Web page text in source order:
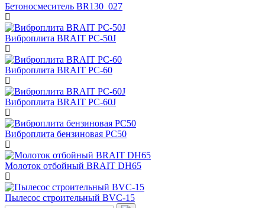
Бетоносмеситель BR130_027
Виброплита BRAIT PC-50J
Виброплита BRAIT PC-60
Виброплита BRAIT PC-60J
Виброплита бензиновая PC50
Молоток отбойный BRAIT DH65
Пылесос строительный BVC-15